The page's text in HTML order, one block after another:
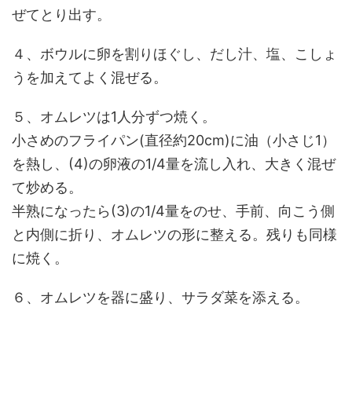
ぜてとり出す。
４、ボウルに卵を割りほぐし、だし汁、塩、こしょ
うを加えてよく混ぜる。
５、オムレツは1人分ずつ焼く。
小さめのフライパン(直径約20cm)に油（小さじ1）
を熱し、(4)の卵液の1/4量を流し入れ、大きく混ぜ
て炒める。
半熟になったら(3)の1/4量をのせ、手前、向こう側
と内側に折り、オムレツの形に整える。残りも同様
に焼く。
６、オムレツを器に盛り、サラダ菜を添える。